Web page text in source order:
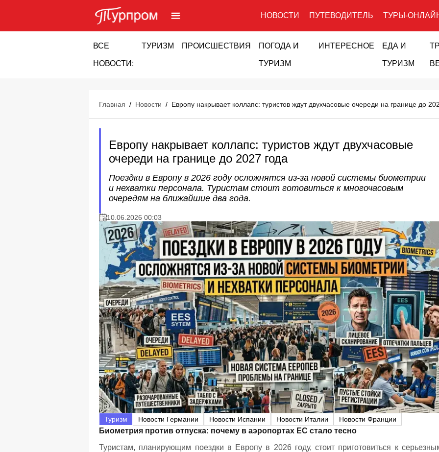
НОВОСТИ ПУТЕВОДИТЕЛЬ ТУРЫ-
ВСЕ
НОВОСТИ:
ТУРИЗМ ПРОИСШЕСТВИЯ ПОГОДА И
ТУРИЗМ
ИНТЕРЕСНОЕ ЕДА И
ТУРИЗМ
Главная / Новости / Европу накрывает коллапс: туристов ждут двухчасовые очереди на границе до
Европу накрывает коллапс: туристов ждут двухчасовые
очереди на границе до 2027 года
Поездки в Европу в 2026 году осложнятся из-за новой системы биометрии
и нехватки персонала. Туристам стоит готовиться к многочасовым
очередям на ближайшие два года.
10.06.2026 00:03
Туризм Новости Германии Новости Испании Новости Италии Новости Франции
Биометрия против отпуска: почему в аэропортах ЕС стало тесно
Туристам, планирующим поездки в Европу в 2026 году, стоит приготовиться к